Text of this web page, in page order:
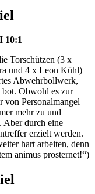
10:1
Torschützen (3 x
und 4 x Leon Kühl)
Abwehrbollwerk,
bot. Obwohl es zur
von Personalmangel
mehr zu und
Aber durch eine
erzielt werden.
hart arbeiten, denn
animus prosternet!“)